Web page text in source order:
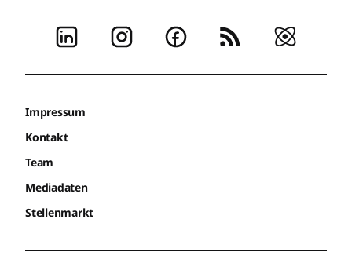
Impressum
Kontakt
Team
Mediadaten
Stellenmarkt